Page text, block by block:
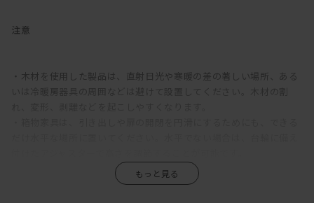
その経年変化によって、
天板下には、本や新聞等、テーブル上の物を置いておける、
モダンで洗練された雰囲気を醸し出す鉄板を使い、
マットブラックに仕上げることによって、
注意
・木材を使用した製品は、直射日光や寒暖の差の著しい場所、ある
・使用頻度が高い椅子、テーブルなどの家具の底には、フェルトや
プラパートなどの暖衝材が付いていますが、家具や床材の保護のた